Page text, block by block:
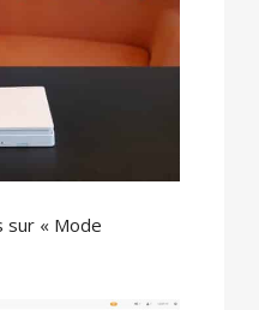
sur « Mode